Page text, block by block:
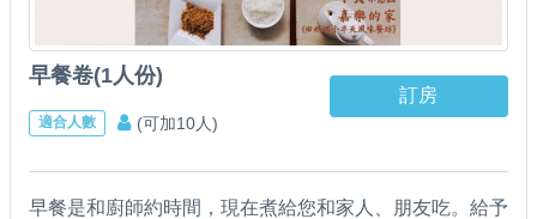
早餐卷(1人份)
適合人數 (可加10人)
訂房
早餐是和廚師約時間，現在煮給您和家人、朋友吃。給予